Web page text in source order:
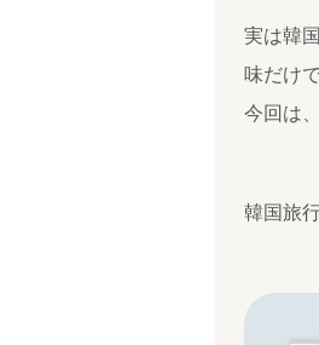
実は韓
味だけ
今回は
韓国旅